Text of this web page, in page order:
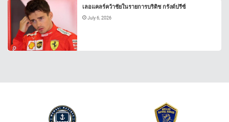
เลอแคลร์คว้าชัยในรายการบริติช กรังด์ปรีซ์
July 6, 2026